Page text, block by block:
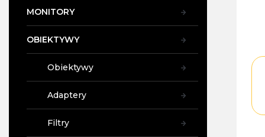
MONITORY
OBIEKTYWY
Obiektywy
Adaptery
Filtry